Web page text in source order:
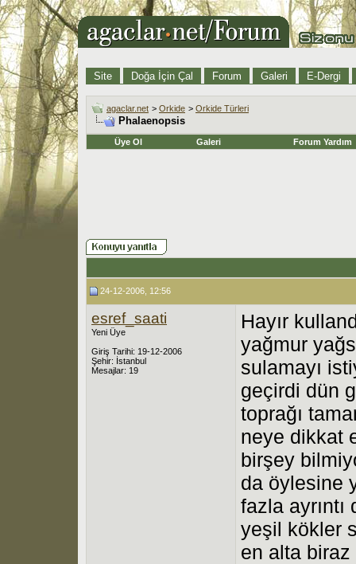
Site Doğa İçin Çal Forum Galeri E-Dergi
agaclar.net > Orkide > Orkide Türleri
Phalaenopsis
Üye Ol Galeri Forum Yardım
24-12-2006, 12:56
esref_saati
Yeni Üye
Giriş Tarihi: 19-12-2006
Şehir: İstanbul
Mesajlar: 19
Hayır
yağmur
sulamayı
geçirdi dün
toprağı
neye dikkat
birşey
da öylesine
fazla
yeşil kökler
en alta